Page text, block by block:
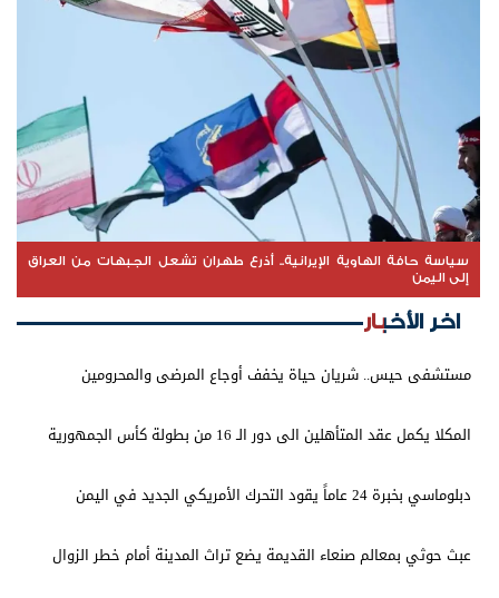
سياسة حافة الهاوية الإيرانية.. أذرع طهران تشعل الجبهات من العراق
إلى اليمن
اخر الأخبار
مستشفى حيس.. شريان حياة يخفف أوجاع المرضى والمحرومين
المكلا يكمل عقد المتأهلين الى دور الـ 16 من بطولة كأس الجمهورية
دبلوماسي بخبرة 24 عاماً يقود التحرك الأمريكي الجديد في اليمن
عبث حوثي بمعالم صنعاء القديمة يضع تراث المدينة أمام خطر الزوال